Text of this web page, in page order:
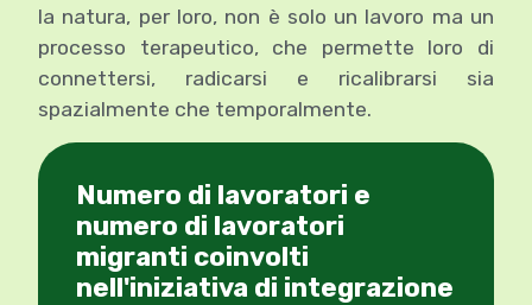
la natura, per loro, non è solo un lavoro ma un
processo terapeutico, che permette loro di
connettersi, radicarsi e ricalibrarsi sia
spazialmente che temporalmente.
Numero di lavoratori e
numero di lavoratori
migranti coinvolti
nell'iniziativa di integrazione